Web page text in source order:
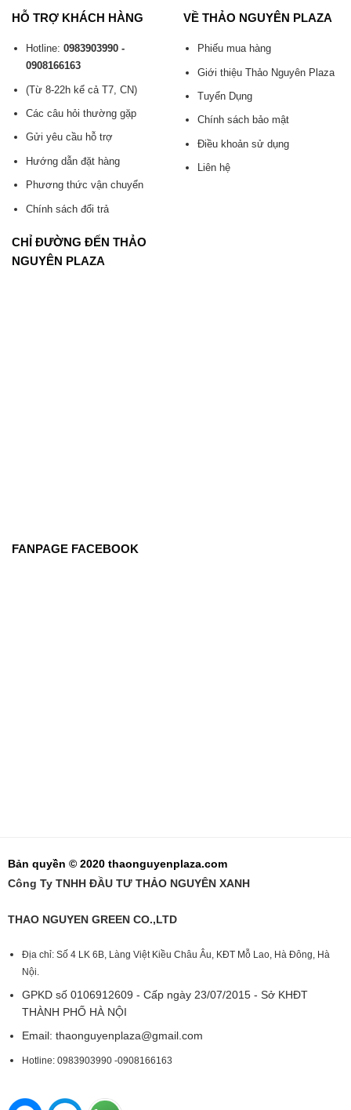
HỖ TRỢ KHÁCH HÀNG
Hotline: 0983903990 -
0908166163
(Từ 8-22h kể cả T7, CN)
Các câu hỏi thường gặp
Gửi yêu cầu hỗ trợ
Hướng dẫn đặt hàng
Phương thức vận chuyển
Chính sách đổi trả
VỀ THẢO NGUYÊN PLAZA
Phiếu mua hàng
Giới thiệu Thảo Nguyên Plaza
Tuyển Dụng
Chính sách bảo mật
Điều khoản sử dụng
Liên hệ
CHỈ ĐƯỜNG ĐẾN THẢO
NGUYÊN PLAZA
FANPAGE FACEBOOK
Bản quyền © 2020 thaonguyenplaza.com
Công Ty TNHH ĐẦU TƯ THẢO NGUYÊN XANH
THAO NGUYEN GREEN CO.,LTD
Địa chỉ: Số 4 LK 6B, Làng Việt Kiều Châu Âu, KĐT Mỗ Lao, Hà Đông, Hà
Nội.
GPKD số 0106912609 - Cấp ngày 23/07/2015 - Sở KHĐT
THÀNH PHỐ HÀ NỘI
Email: thaonguyenplaza@gmail.com
Hotline: 0983903990 -0908166163